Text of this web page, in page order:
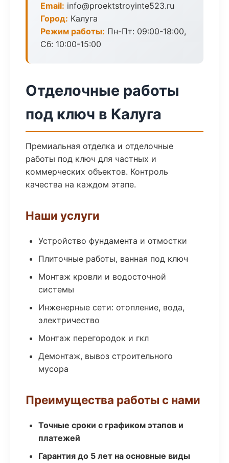
Email: info@proektstroyinte523.ru
Город: Калуга
Режим работы: Пн-Пт: 09:00-18:00,
Сб: 10:00-15:00
Отделочные работы
под ключ в Калуга
Премиальная отделка и отделочные
работы под ключ для частных и
коммерческих объектов. Контроль
качества на каждом этапе.
Наши услуги
Устройство фундамента и отмостки
Плиточные работы, ванная под ключ
Монтаж кровли и водосточной
системы
Инженерные сети: отопление, вода,
электричество
Монтаж перегородок и гкл
Демонтаж, вывоз строительного
мусора
Преимущества работы с нами
Точные сроки с графиком этапов и
платежей
Гарантия до 5 лет на основные виды